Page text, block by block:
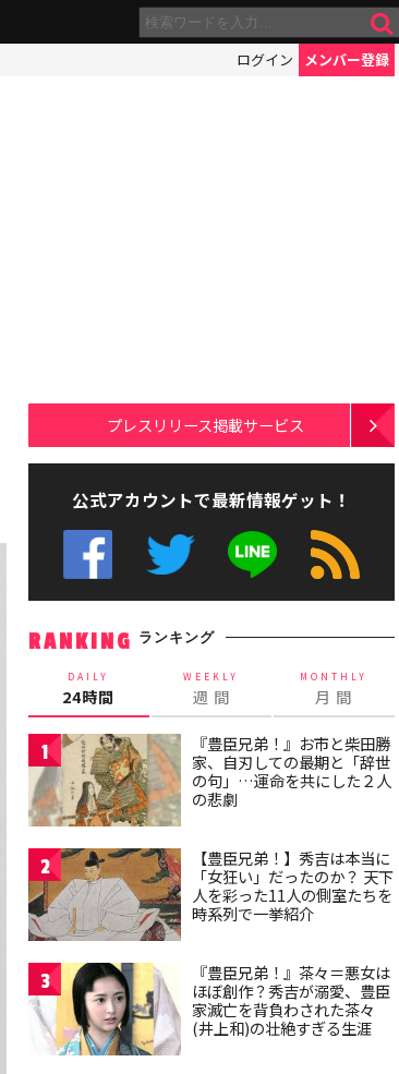
ログイン メンバー登録
プレスリリース掲載サービス
公式アカウントで最新情報ゲット！
RANKING ランキング
DAILY
24時間
WEEKLY
週 間
MONTHLY
月 間
1
『豊臣兄弟！』お市と柴田勝
家、自刃しての最期と「辞世
の句」…運命を共にした２人
の悲劇
2
【豊臣兄弟！】秀吉は本当に
「女狂い」だったのか？ 天下
人を彩った11人の側室たちを
時系列で一挙紹介
3
『豊臣兄弟！』茶々＝悪女は
ほぼ創作？秀吉が溺愛、豊臣
家滅亡を背負わされた茶々
(井上和)の壮絶すぎる生涯